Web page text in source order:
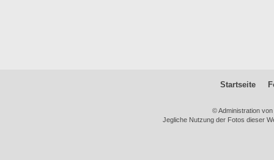
Startseite
© Administration
Jegliche Nutzung der Fotos dieser